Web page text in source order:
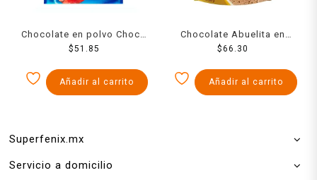
Chocolate en polvo Choco
Milk sabor chococanela
$51.85
Añadir al carrito
Chocolate Abuelita en
polvo granulado 320 g
$66.30
Añadir al carrito
Superfenix.mx
Servicio a domicilio